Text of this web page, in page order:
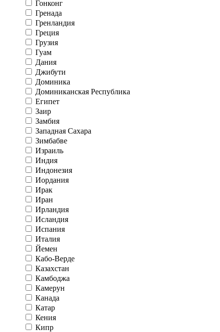
Гонконг
Гренада
Гренландия
Греция
Грузия
Гуам
Дания
Джибути
Доминика
Доминиканская Республика
Египет
Заир
Замбия
Западная Сахара
Зимбабве
Израиль
Индия
Индонезия
Иордания
Ирак
Иран
Ирландия
Исландия
Испания
Италия
Йемен
Кабо-Верде
Казахстан
Камбоджа
Камерун
Канада
Катар
Кения
Кипр